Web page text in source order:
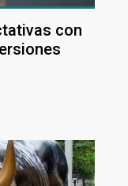
con